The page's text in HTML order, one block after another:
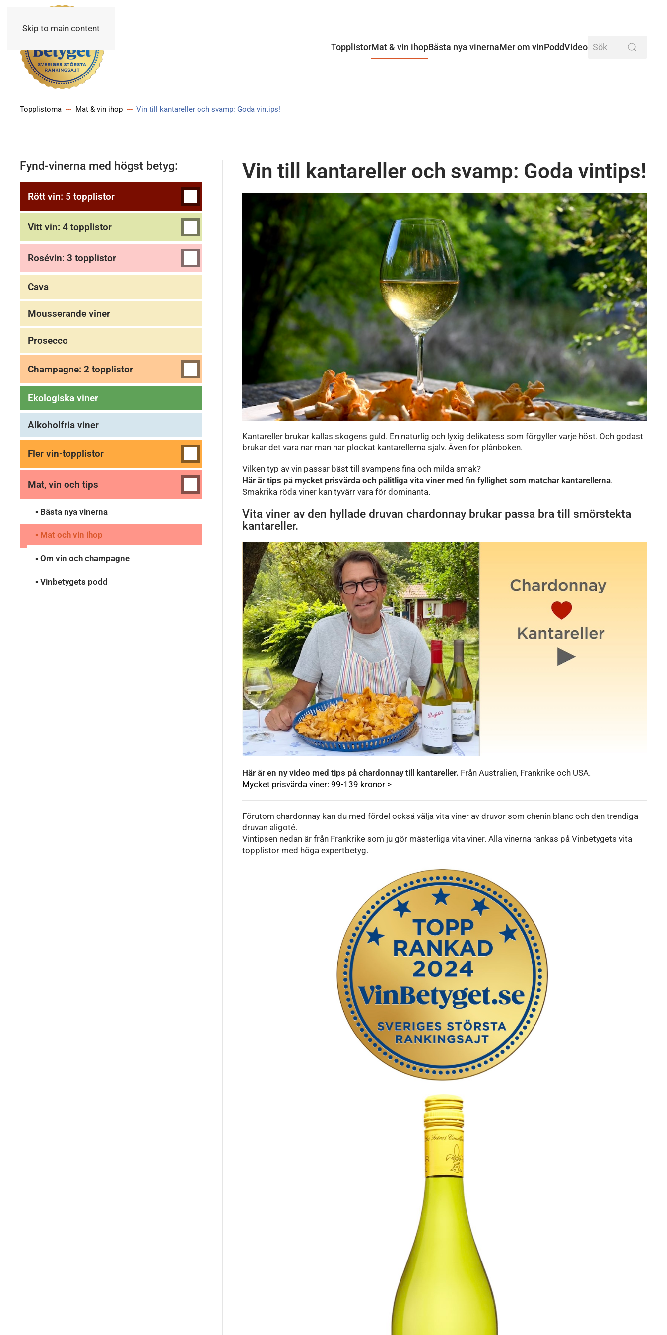
Skip to main content
TopplistorMat & vin ihopBästa nya vinernaMer om vinPoddVideo
Topplistorna Mat & vin ihop Vin till kantareller och svamp: Goda vintips!
Fynd-vinerna med högst betyg:
Rött vin: 5 topplistor
Vitt vin: 4 topplistor
Rosévin: 3 topplistor
Cava
Mousserande viner
Prosecco
Champagne: 2 topplistor
Ekologiska viner
Alkoholfria viner
Fler vin-topplistor
Mat, vin och tips
▪ Bästa nya vinerna
▪ Mat och vin ihop
▪ Om vin och champagne
▪ Vinbetygets podd
Vin till kantareller och svamp: Goda vintips!
Kantareller brukar kallas skogens guld. En naturlig och lyxig delikatess som förgyller varje höst. Och godast
brukar det vara när man har plockat kantarellerna själv. Även för plånboken.
Vilken typ av vin passar bäst till svampens fina och milda smak?
Här är tips på mycket prisvärda och pålitliga vita viner med fin fyllighet som matchar kantarellerna.
Smakrika röda viner kan tyvärr vara för dominanta.
Vita viner av den hyllade druvan chardonnay brukar passa bra till smörstekta
kantareller.
Här är en ny video med tips på chardonnay till kantareller. Från Australien, Frankrike och USA.
Mycket prisvärda viner: 99-139 kronor >
Förutom chardonnay kan du med fördel också välja vita viner av druvor som chenin blanc och den trendiga
druvan aligoté.
Vintipsen nedan är från Frankrike som ju gör mästerliga vita viner. Alla vinerna rankas på Vinbetygets vita
topplistor med höga expertbetyg.